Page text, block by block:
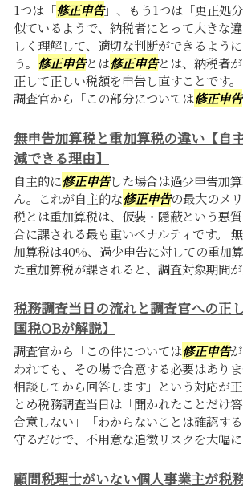
1つは「修正申告」、もう1つは「更正処
似ているようで、納税者にとって大きな
しく理解して、適切な判断ができるよう
う。 修正申告とは修正申告とは、納税者
正して正しい税額を申告し直すことです。
調査官から「この部分については修正申告
無申告加算税と重加算税の違い【自
減できる理由】
自主的に修正申告した場合は過少申告加
ん。これが自主的な修正申告の最大のメ
税とは重加算税は、仮装・隠蔽という悪
合に課される最も重いペナルティです。
加算税は40%、過少申告に対しての重加
た重加算税が課されると、調査対象期間
税務調査当日の流れと調査官への正
国税OBが解説】
調査官から「この件については修正申告
われても、その場で合意する必要はあり
相談してから回答します」という対応が
とめ税務調査当日は「聞かれたことだけ
合意しない」「わからないことは確認す
守るだけで、不用意な追徴リスクを大幅
顧問税理士がいない個人事業主が税